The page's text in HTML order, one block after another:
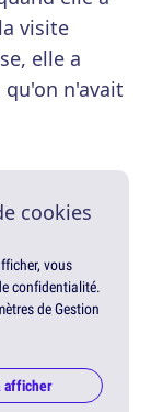
visite
elle a
n'avait
cookies
vous
confidentialité.
de Gestion
afficher